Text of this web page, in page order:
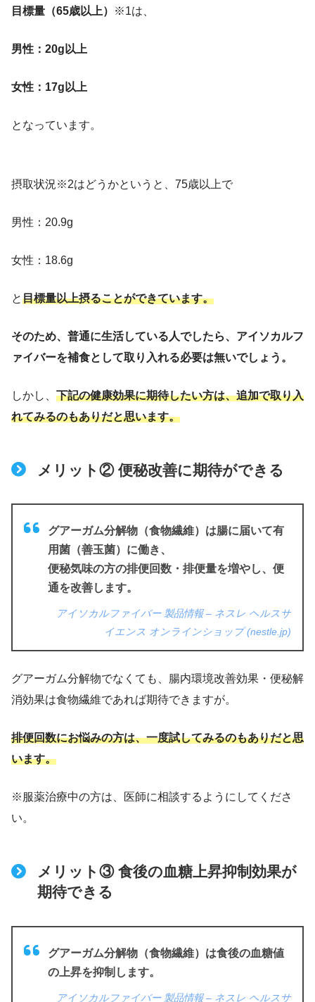
目標量（65歳以上） ※1は、
男性：20g以上
女性：17g以上
となっています。
摂取状況※2はどうかというと、75歳以上で
男性：20.9g
女性：18.6g
と目標量以上摂ることができています。
そのため、普通に生活している人でしたら、アイソカルフ
ァイバーを補食として取り入れる必要は無いでしょう。
しかし、 下記の健康効果に期待したい方は、追加で取り入
れてみるのもありだと思います。
メリット② 便秘改善に期待ができる
グアーガム分解物（食物繊維）は腸に届いて有
用菌（善玉菌）に働き、
便秘気味の方の排便回数・排便量を増やし、便
通を改善します。
アイソカルファイバー 製品情報 – ネスレ ヘルスサ
イエンス オンラインショップ (nestle.jp)
グアーガム分解物でなくても、腸内環境改善効果・便秘解
消効果は食物繊維であれば期待できますが。
排便回数にお悩みの方は、一度試してみるのもありだと思
います。
※服薬治療中の方は、医師に相談するようにしてくださ
い。
メリット③ 食後の血糖上昇抑制効果が
期待できる
グアーガム分解物（食物繊維）は食後の血糖値
の上昇を抑制します。
アイソカルファイバー 製品情報 – ネスレ ヘルスサ